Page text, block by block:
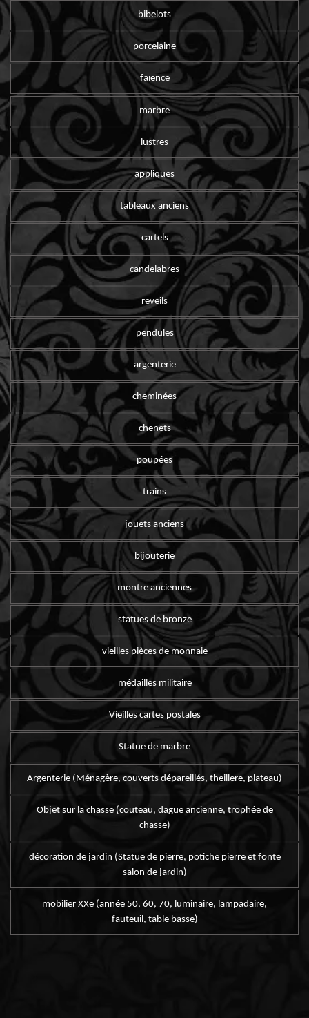
bibelots
porcelaine
faïence
marbre
lustres
appliques
tableaux anciens
cartels
candelabres
reveils
pendules
argenterie
cheminées
chenets
poupées
trains
jouets anciens
bijouterie
montre anciennes
statues de bronze
vieilles pièces de monnaie
médailles militaire
Vieilles cartes postales
Statue de marbre
Argenterie (Ménagère, couverts dépareillés, theillere, plateau)
Objet sur la chasse (couteau, dague ancienne, trophée de
chasse)
décoration de jardin (Statue de pierre, potiche pierre et fonte
salon de jardin)
mobilier XXe (année 50, 60, 70, luminaire, lampadaire,
fauteuil, table basse)